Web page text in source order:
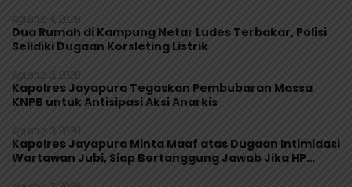
Agustus 4, 2026
Dua Rumah di Kampung Netar Ludes Terbakar, Polisi
Selidiki Dugaan Korsleting Listrik
Agustus 3, 2026
Kapolres Jayapura Tegaskan Pembubaran Massa
KNPB untuk Antisipasi Aksi Anarkis
Agustus 3, 2026
Kapolres Jayapura Minta Maaf atas Dugaan Intimidasi
Wartawan Jubi, Siap Bertanggung Jawab Jika HP